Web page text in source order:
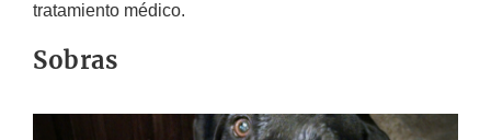
tratamiento médico.
Sobras